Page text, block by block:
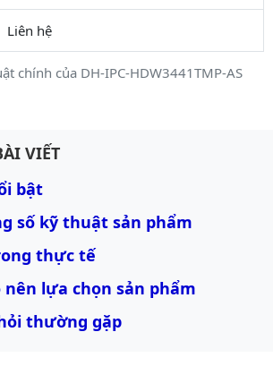
chính của DH-IPC-HDW3441TMP-AS
Liên hệ
sản phẩm
VIẾT
bật
số kỹ thuật sản phẩm
thực tế
lựa chọn sản phẩm
thường gặp